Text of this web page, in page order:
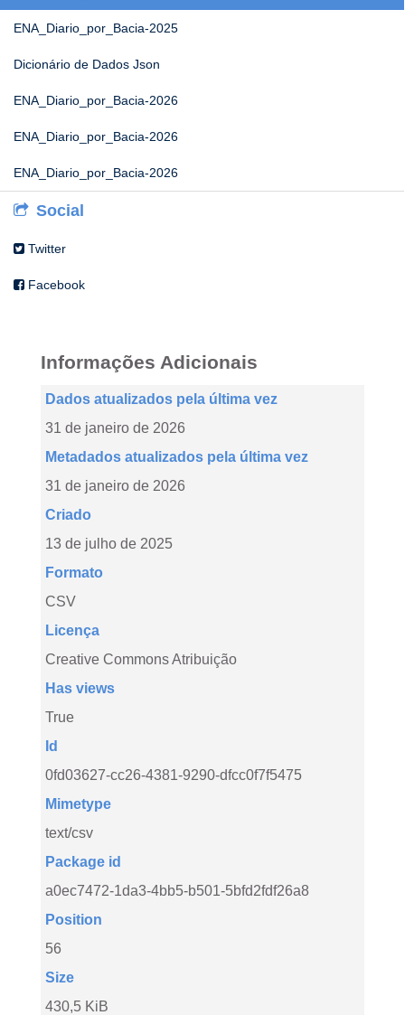
ENA_Diario_por_Bacia-2025
Dicionário de Dados Json
ENA_Diario_por_Bacia-2026
ENA_Diario_por_Bacia-2026
ENA_Diario_por_Bacia-2026
Social
Twitter
Facebook
Informações Adicionais
Dados atualizados pela última vez
31 de janeiro de 2026
Metadados atualizados pela última vez
31 de janeiro de 2026
Criado
13 de julho de 2025
Formato
CSV
Licença
Creative Commons Atribuição
Has views
True
Id
0fd03627-cc26-4381-9290-dfcc0f7f5475
Mimetype
text/csv
Package id
a0ec7472-1da3-4bb5-b501-5bfd2fdf26a8
Position
56
Size
430,5 KiB